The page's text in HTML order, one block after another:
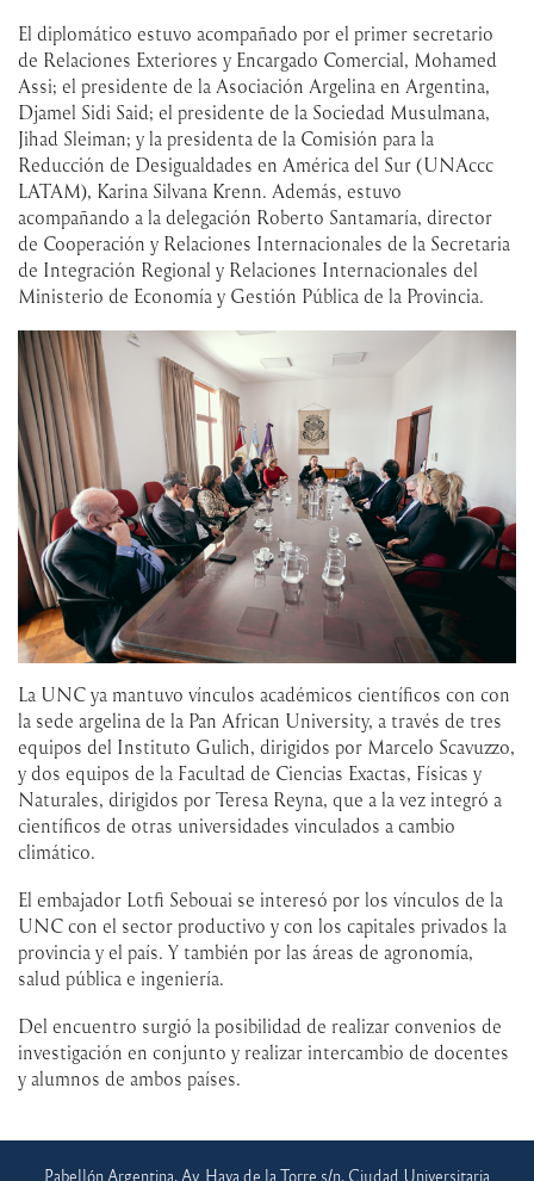
El diplomático estuvo acompañado por el primer secretario
de Relaciones Exteriores y Encargado Comercial, Mohamed
Assi; el presidente de la Asociación Argelina en Argentina,
Djamel Sidi Said; el presidente de la Sociedad Musulmana,
Jihad Sleiman; y la presidenta de la Comisión para la
Reducción de Desigualdades en América del Sur (UNAccc
LATAM), Karina Silvana Krenn. Además, estuvo
acompañando a la delegación Roberto Santamaría, director
de Cooperación y Relaciones Internacionales de la Secretaria
de Integración Regional y Relaciones Internacionales del
Ministerio de Economía y Gestión Pública de la Provincia.
La UNC ya mantuvo vínculos académicos científicos con con
la sede argelina de la Pan African University, a través de tres
equipos del Instituto Gulich, dirigidos por Marcelo Scavuzzo,
y dos equipos de la Facultad de Ciencias Exactas, Físicas y
Naturales, dirigidos por Teresa Reyna, que a la vez integró a
científicos de otras universidades vinculados a cambio
climático.
El embajador Lotfi Sebouai se interesó por los vínculos de la
UNC con el sector productivo y con los capitales privados la
provincia y el país. Y también por las áreas de agronomía,
salud pública e ingeniería.
Del encuentro surgió la posibilidad de realizar convenios de
investigación en conjunto y realizar intercambio de docentes
y alumnos de ambos países.
Pabellón Argentina, Av. Haya de la Torre s/n, Ciudad Universitaria